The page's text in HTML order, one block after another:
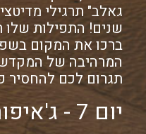
גאלב" תרגילי
שנים! התפילות שלו
ברכו את המקום
המרהיבה של
תגרום לכם להחסיר
יום 7 - ג'איפור